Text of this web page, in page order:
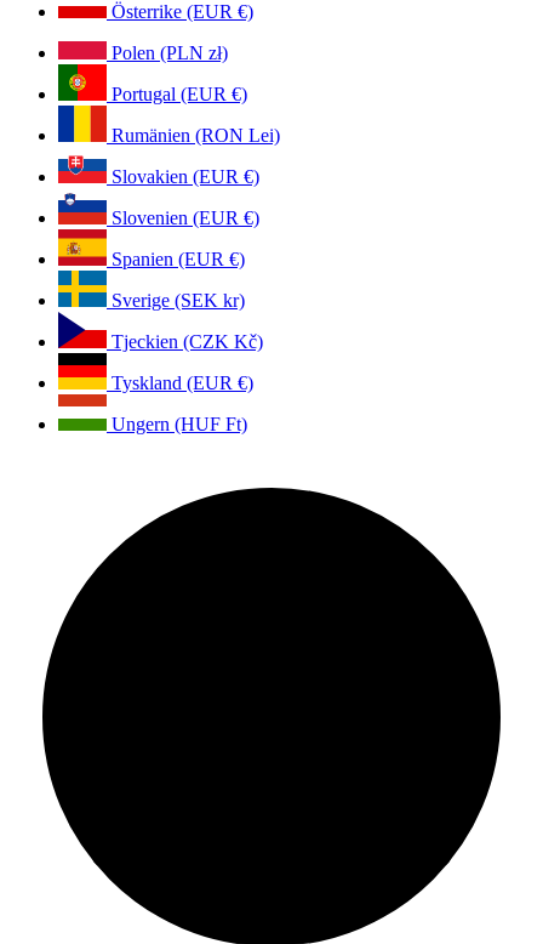
Österrike (EUR €)
Polen (PLN zł)
Portugal (EUR €)
Rumänien (RON Lei)
Slovakien (EUR €)
Slovenien (EUR €)
Spanien (EUR €)
Sverige (SEK kr)
Tjeckien (CZK Kč)
Tyskland (EUR €)
Ungern (HUF Ft)